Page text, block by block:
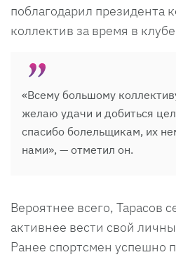
поблагодарил президента
коллектив за время в
«Всему большому
желаю удачи и добиться
спасибо болельщикам, их
нами», — отметил он.
Вероятнее всего, Тарасов
активнее вести свой
Ранее спортсмен успешно